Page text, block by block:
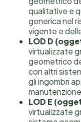
qualitative e
generica nel
vigente e
LOD D
virtualizzate
geometrico
con altri
gli ingombri
LOD E
virtualizzate